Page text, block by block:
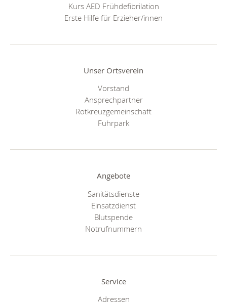
Kurs AED Frühdefibrilation
Erste Hilfe für Erzieher/innen
Unser Ortsverein
Vorstand
Ansprechpartner
Rotkreuzgemeinschaft
Fuhrpark
Angebote
Sanitätsdienste
Einsatzdienst
Blutspende
Notrufnummern
Service
Adressen